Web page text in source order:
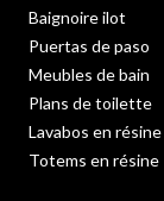
Baignoire ilot
Puertas de paso
Meubles de bain
Plans de toilette
Lavabos en résine
Totems en résine